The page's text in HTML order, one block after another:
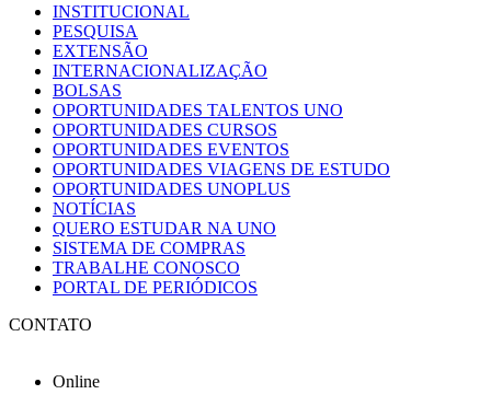
INSTITUCIONAL
PESQUISA
EXTENSÃO
INTERNACIONALIZAÇÃO
BOLSAS
OPORTUNIDADES TALENTOS UNO
OPORTUNIDADES CURSOS
OPORTUNIDADES EVENTOS
OPORTUNIDADES VIAGENS DE ESTUDO
OPORTUNIDADES UNOPLUS
NOTÍCIAS
QUERO ESTUDAR NA UNO
SISTEMA DE COMPRAS
TRABALHE CONOSCO
PORTAL DE PERIÓDICOS
CONTATO
Online